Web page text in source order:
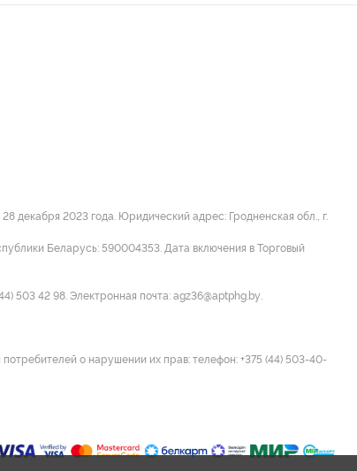
декабря 2023 года. Юридический адрес: Гродненская обл., г.
Беларусь: 590004353. Дата включения в Торговый
503 42 98. Электронная почта: agz36@aptphg.by.
о нарушении их прав: телефон: +375 (44) 503-40-